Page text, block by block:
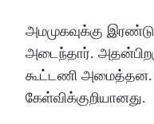
அமமுகவுக்கு
அடைந்தார்.
கூட்டணி அமைத்தன.
கேள்விக்குறியானது.